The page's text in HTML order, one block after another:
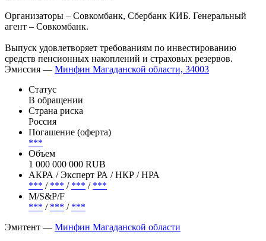
Организаторы – Совкомбанк, Сбербанк КИБ. Генеральный
агент – Совкомбанк.
Выпуск удовлетворяет требованиям по инвестированию
средств пенсионных накоплений и страховых резервов.
Эмиссия — Минфин Магаданской области, 34003
Статус
В обращении
Страна риска
Россия
Погашение (оферта)
***
Объем
1 000 000 000 RUB
АКРА / Эксперт РА / НКР / НРА
*** / *** / *** / ***
М/S&P/F
*** / *** / ***
Эмитент — Минфин Магаданской области